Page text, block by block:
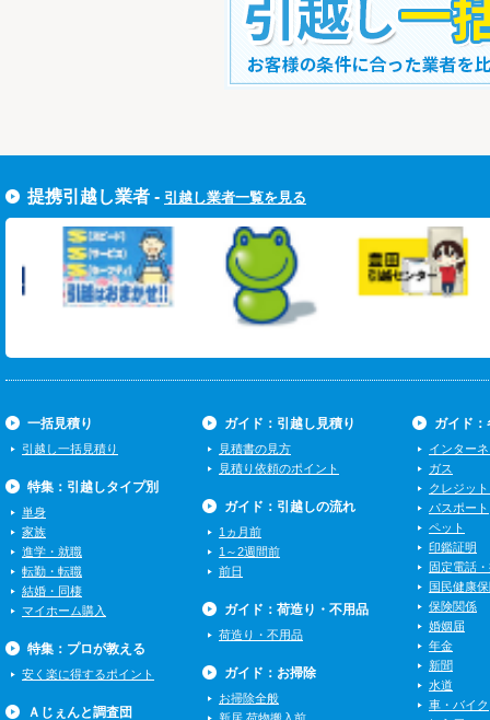
提携引越し業者 - 引越し業者一覧を見る
一括見積り
引越し一括見積り
特集：引越しタイプ別
単身
家族
進学・就職
転勤・転職
結婚・同棲
マイホーム購入
特集：プロが教える
安く楽に得するポイント
Ａじぇんと調査団
ガイド：引越し見積り
見積書の見方
見積り依頼のポイント
ガイド：引越しの流れ
1ヵ月前
1～2週間前
前日
ガイド：荷造り・不用品
荷造り・不用品
ガイド：お掃除
お掃除全般
ガイド
インター
ガス
クレジッ
パスポート
ペット
印鑑証明
固定電話
国民健康
保険関係
婚姻届
年金
新聞
水道
車・バイク